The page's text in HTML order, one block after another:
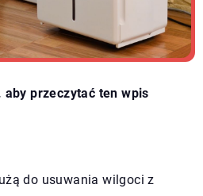
przeczytać ten wpis
do usuwania wilgoci z